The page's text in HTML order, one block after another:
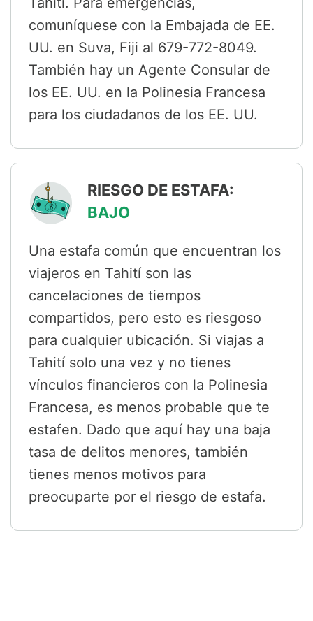
comuníquese con la Embajada de EE.
UU. en Suva, Fiji al 679-772-8049.
También hay un Agente Consular de
los EE. UU. en la Polinesia Francesa
para los ciudadanos de los EE. UU.
RIESGO DE ESTAFA:
BAJO
Una estafa común que encuentran los
viajeros en Tahití son las
cancelaciones de tiempos
compartidos, pero esto es riesgoso
para cualquier ubicación. Si viajas a
Tahití solo una vez y no tienes
vínculos financieros con la Polinesia
Francesa, es menos probable que te
estafen. Dado que aquí hay una baja
tasa de delitos menores, también
tienes menos motivos para
preocuparte por el riesgo de estafa.